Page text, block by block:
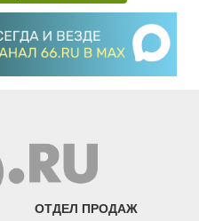
ОТДЕЛ ПРОДАЖ